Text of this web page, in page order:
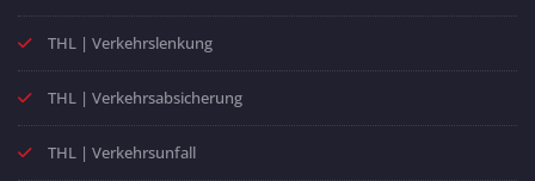
THL | Verkehrslenkung
THL | Verkehrsabsicherung
THL | Verkehrsunfall